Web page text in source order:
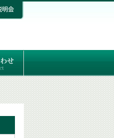
問い合わせ
学お申し込み
ン